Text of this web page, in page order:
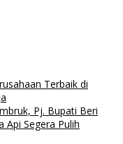
Terbaik di
Pj. Bupati Beri
Api Segera Pulih